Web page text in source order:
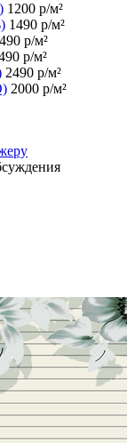
1200 р/м²
1490 р/м²
р/м²
р/м²
2490 р/м²
2000 р/м²